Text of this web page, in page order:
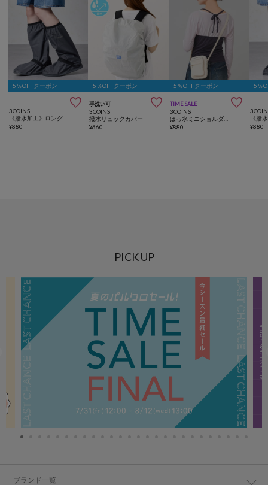
5％OFFクーポン

3COINS
¥880
5％OFFクーポン
手洗い可 
3COINS
撥水リュックカバー
¥660
5％OFFクーポン
TIME SALE 
3COINS
はっ水ミニショルダーバッグ
¥880
5％
¥880
PICK UP
ブランド一覧